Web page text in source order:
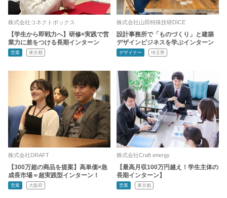
株式会社コネクトボックス
【学生から即戦力へ】研修×実践で営
業力に差をつける長期インターン
営業 東京都
株式会社山田特殊技研DICE
設計事務所で「ものづくり」と建築
デザインビジネスを学ぶインターン
デザイナー 埼玉県
株式会社DRAFT
【300万超の商品を提案】高単価×急
成長市場＝超実践型インターン！
営業 大阪府
株式会社Craft energy
【最高月収100万円越え！学生主体の
長期インターン】
営業 東京都